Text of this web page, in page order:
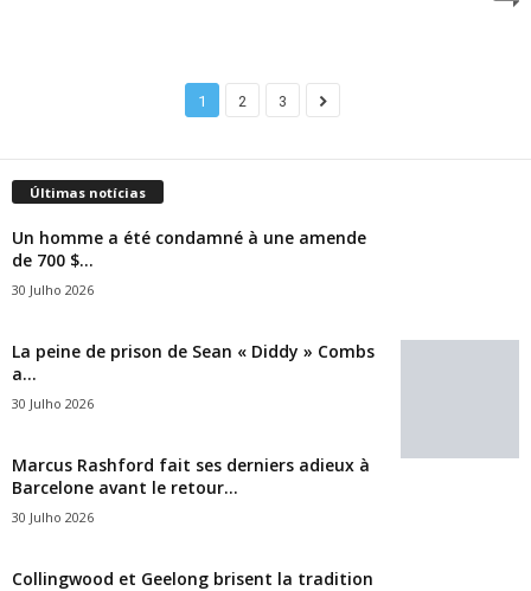
1 2 3
Últimas notícias
Un homme a été condamné à une amende
de 700 $...
30 Julho 2026
La peine de prison de Sean « Diddy » Combs
a...
30 Julho 2026
Marcus Rashford fait ses derniers adieux à
Barcelone avant le retour...
30 Julho 2026
Collingwood et Geelong brisent la tradition